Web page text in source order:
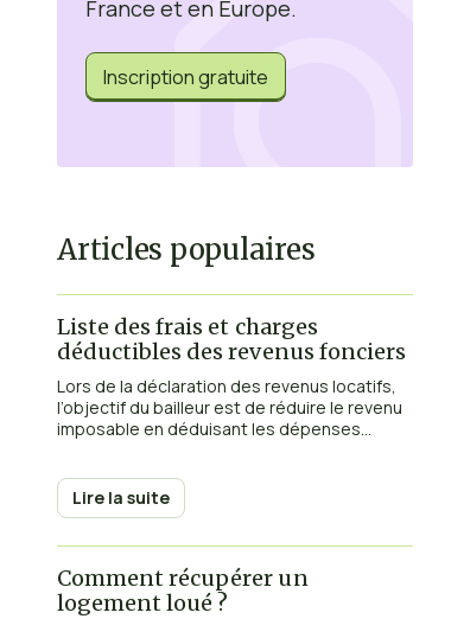
France et en Europe.
Inscription gratuite
Articles populaires
Liste des frais et charges
déductibles des revenus fonciers
Lors de la déclaration des revenus locatifs,
l’objectif du bailleur est de réduire le revenu
imposable en déduisant les dépenses...
Lire la suite
Comment récupérer un
logement loué ?